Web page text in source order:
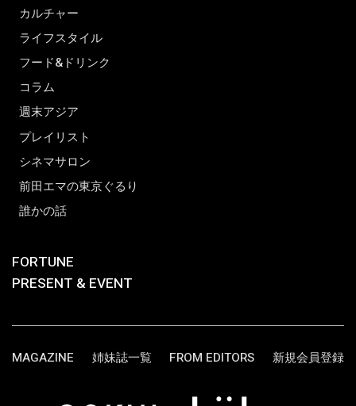
カルチャー
ライフスタイル
フード&ドリンク
コラム
週末アジア
プレイリスト
シネマサロン
前田エマの東京ぐるり
誰かの話
FORTUNE
PRESENT & EVENT
MAGAZINE 姉妹誌一覧 FROM EDITORS 新規会員登録